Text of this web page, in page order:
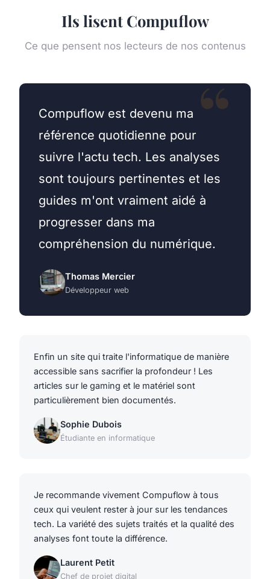
Ils lisent Compuflow
Ce que pensent nos lecteurs de nos contenus
Compuflow est devenu ma
référence quotidienne pour
suivre l'actu tech. Les analyses
sont toujours pertinentes et les
guides m'ont vraiment aidé à
progresser dans ma
compréhension du numérique.
Thomas Mercier
Développeur web
Enfin un site qui traite l'informatique de manière
accessible sans sacrifier la profondeur ! Les
articles sur le gaming et le matériel sont
particulièrement bien documentés.
Sophie Dubois
Étudiante en informatique
Je recommande vivement Compuflow à tous
ceux qui veulent rester à jour sur les tendances
tech. La variété des sujets traités et la qualité des
analyses font toute la différence.
Laurent Petit
Chef de projet digital